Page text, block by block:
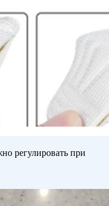
регулировать при